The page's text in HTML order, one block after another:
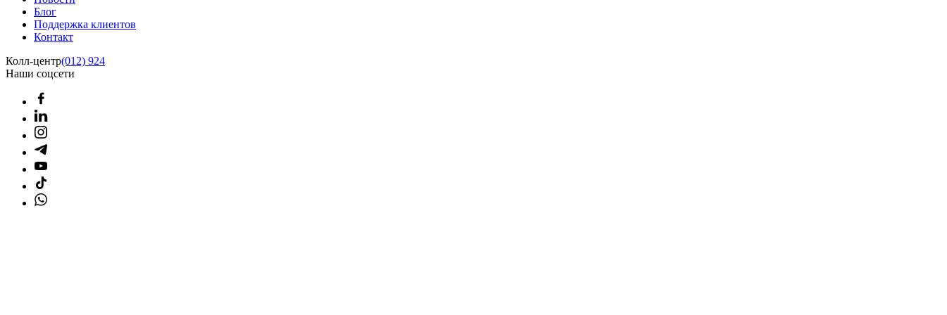
Блог
Поддержка клиентов
Контакт
Колл-центр(012) 924
Наши соцсети